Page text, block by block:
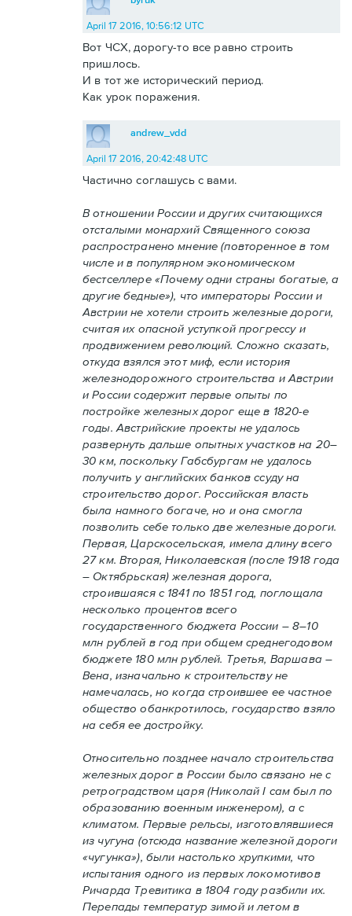
April 17 2016, 10:56:12 UTC
Вот ЧСХ, дорогу-то все равно строить
пришлось.
И в тот же исторический период.
Как урок поражения.
andrew_vdd
April 17 2016, 20:42:48 UTC
Частично соглашусь с вами.
В отношении России и других считающихся
отсталыми монархий Священного союза
распространено мнение (повторенное в том
числе и в популярном экономическом
бестселлере «Почему одни страны богатые, а
другие бедные»), что императоры России и
Австрии не хотели строить железные дороги,
считая их опасной уступкой прогрессу и
продвижением революций. Сложно сказать,
откуда взялся этот миф, если история
железнодорожного строительства и Австрии
и России содержит первые опыты по
постройке железных дорог еще в 1820-е
годы. Австрийские проекты не удалось
развернуть дальше опытных участков на 20–
30 км, поскольку Габсбургам не удалось
получить у английских банков ссуду на
строительство дорог. Российская власть
была намного богаче, но и она смогла
позволить себе только две железные дороги.
Первая, Царскосельская, имела длину всего
27 км. Вторая, Николаевская (после 1918 года
– Октябрьская) железная дорога,
строившаяся с 1841 по 1851 год, поглощала
несколько процентов всего
государственного бюджета России – 8–10
млн рублей в год при общем среднегодовом
бюджете 180 млн рублей. Третья, Варшава –
Вена, изначально к строительству не
намечалась, но когда строившее ее частное
общество обанкротилось, государство взяло
на себя ее достройку.
Относительно позднее начало строительства
железных дорог в России было связано не с
ретроградством царя (Николай I сам был по
образованию военным инженером), а с
климатом. Первые рельсы, изготовлявшиеся
из чугуна (отсюда название железной дороги
«чугунка»), были настолько хрупкими, что
испытания одного из первых локомотивов
Ричарда Тревитика в 1804 году разбили их.
Перепады температур зимой и летом в